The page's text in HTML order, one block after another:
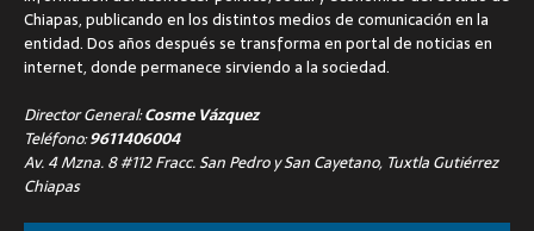
Chiapas, publicando en los distintos medios de comunicación en la
entidad. Dos años después se transforma en portal de noticias en
internet, donde permanece sirviendo a la sociedad.
Director General:Cosme Vázquez
Teléfono:9611406004
Av. 4 Mzna. 8 #112 Fracc. San Pedro y San Cayetano, Tuxtla Gutiérrez
Chiapas